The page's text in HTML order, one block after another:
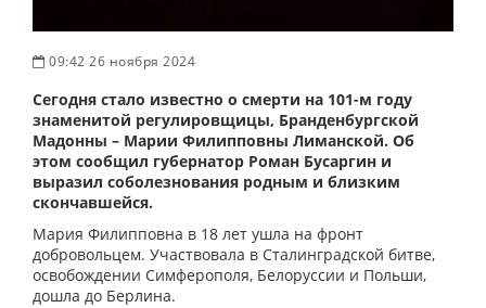
09:42 26 ноября 2024
Сегодня стало известно о смерти на 101-м году
знаменитой регулировщицы, Бранденбургской
Мадонны – Марии Филипповны Лиманской. Об
этом сообщил губернатор Роман Бусаргин и
выразил соболезнования родным и близким
скончавшейся.
Мария Филипповна в 18 лет ушла на фронт
добровольцем. Участвовала в Сталинградской битве,
освобождении Симферополя, Белоруссии и Польши,
дошла до Берлина.